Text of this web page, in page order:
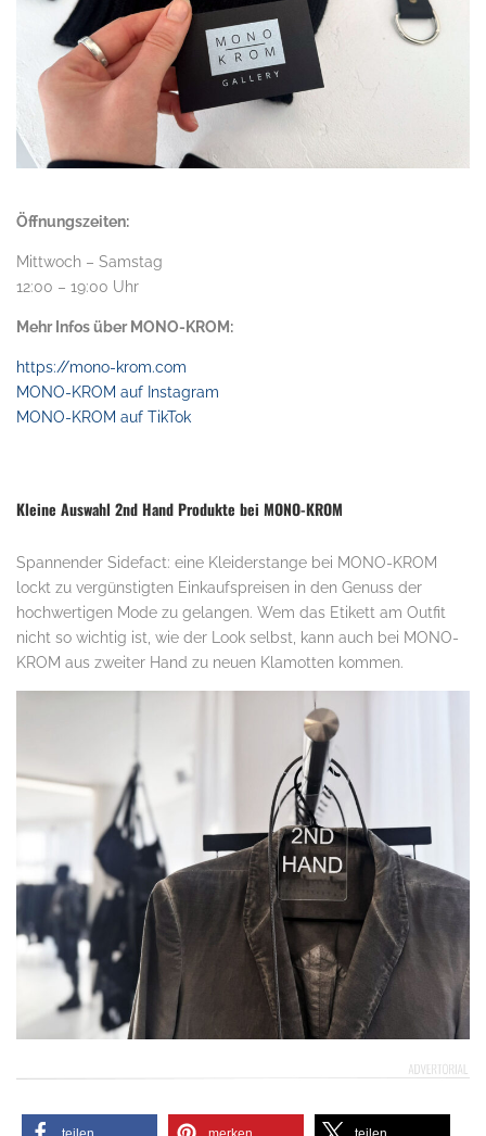
Öffnungszeiten:
Mittwoch – Samstag
12:00 – 19:00 Uhr
Mehr Infos über MONO-KROM:
https://mono-krom.com
MONO-KROM auf Instagram
MONO-KROM auf TikTok
Kleine Auswahl 2nd Hand Produkte bei MONO-KROM
Spannender Sidefact: eine Kleiderstange bei MONO-KROM
lockt zu vergünstigten Einkaufspreisen in den Genuss der
hochwertigen Mode zu gelangen. Wem das Etikett am Outfit
nicht so wichtig ist, wie der Look selbst, kann auch bei MONO-
KROM aus zweiter Hand zu neuen Klamotten kommen.